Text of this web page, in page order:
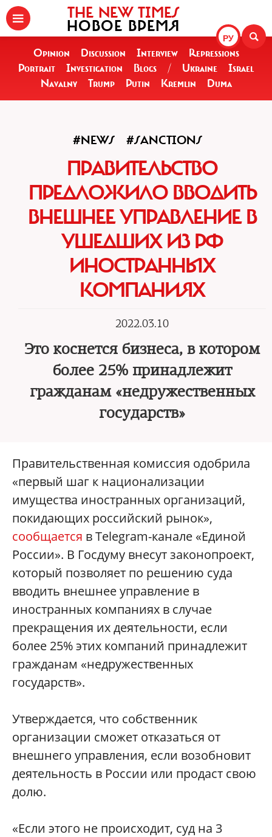
РУ
THE NEW TIMES
НОВОЕ ВРЕМЯ
Opinion Discussion Interview
Repressions
Portrait
Investigation Blogs / Ukraine
Israel
Navalny
Trump Putin Kremlin Duma
#NEWS #SANCTIONS
ПРАВИТЕЛЬСТВО
ПРЕДЛОЖИЛО ВВОДИТЬ
ВНЕШНЕЕ УПРАВЛЕНИЕ В
УШЕДШИХ ИЗ РФ
ИНОСТРАННЫХ
КОМПАНИЯХ
2022.03.10
Это коснется бизнеса, в котором
более 25% принадлежит
гражданам «недружественных
государств»
Правительственная комиссия одобрила
«первый шаг к национализации
имущества иностранных организаций,
покидающих российский рынок»,
сообщается в Telegram-канале «Единой
России». В Госдуму внесут законопроект,
который позволяет по решению суда
вводить внешнее управление в
иностранных компаниях в случае
прекращения их деятельности, если
более 25% этих компаний принадлежит
гражданам «недружественных
государств».
Утверждается, что собственник
организации сможет отказаться от
внешнего управления, если возобновит
деятельность в России или продаст свою
долю.
«Если этого не происходит, суд на 3